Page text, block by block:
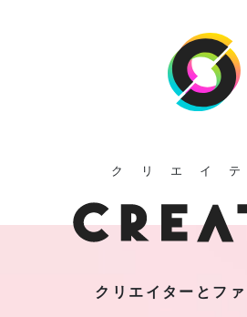
クリエイ
クリエイターとフ